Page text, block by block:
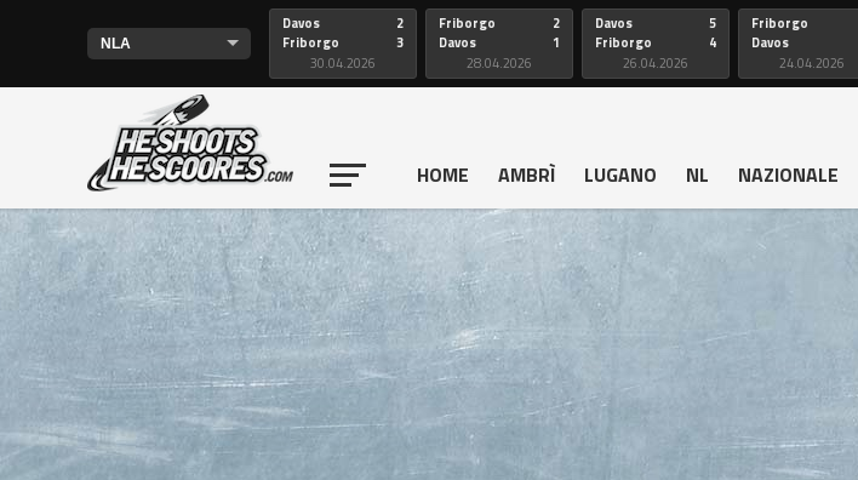
Davos
Friborgo
2
3
30.04.2026
Friborgo
Davos
2
1
28.04.2026
Davos
Friborgo
5
4
26.04.2026
Friborgo
Davos
24.04.2026
HOME AMBRÌ LUGANO NL NAZIONALE